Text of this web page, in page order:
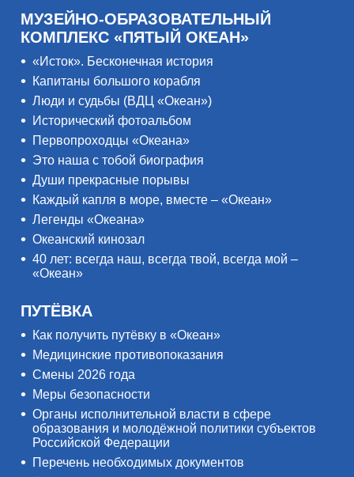
МУЗЕЙНО-ОБРАЗОВАТЕЛЬНЫЙ
КОМПЛЕКС «ПЯТЫЙ ОКЕАН»
«Исток». Бесконечная история
Капитаны большого корабля
Люди и судьбы (ВДЦ «Океан»)
Исторический фотоальбом
Первопроходцы «Океана»
Это наша с тобой биография
Души прекрасные порывы
Каждый капля в море, вместе – «Океан»
Легенды «Океана»
Океанский кинозал
40 лет: всегда наш, всегда твой, всегда мой –
«Океан»
ПУТЁВКА
Как получить путёвку в «Океан»
Медицинские противопоказания
Смены 2026 года
Меры безопасности
Органы исполнительной власти в сфере
образования и молодёжной политики субъектов
Российской Федерации
Перечень необходимых документов